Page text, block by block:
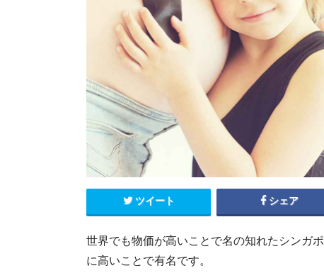
ニカラグア
ハイチ
パナマ
パラグアイ
ブラジル
ベネズエラ
ボリビア
メキシコ
ツイート シェア
世界でも物価が高いことで名の知れたシンガ
に高いことで有名です。